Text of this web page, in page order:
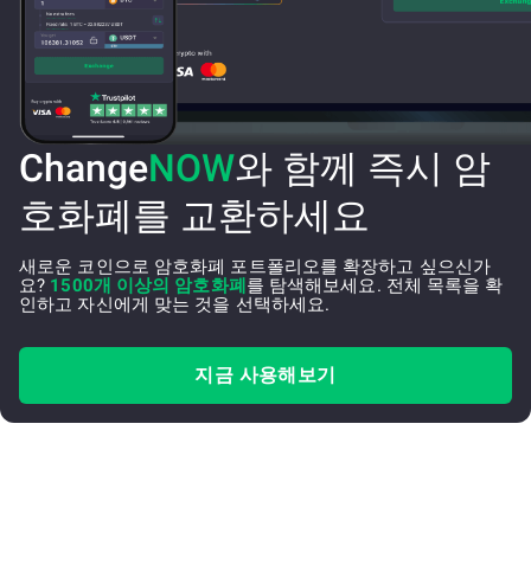
ChangeNOW와 함께 즉시 암
호화폐를 교환하세요
새로운 코인으로 암호화폐 포트폴리오를 확장하고 싶으신가
요? 1500개 이상의 암호화폐 를 탐색해보세요. 전체 목록을 확
인하고 자신에게 맞는 것을 선택하세요.
지금 사용해보기